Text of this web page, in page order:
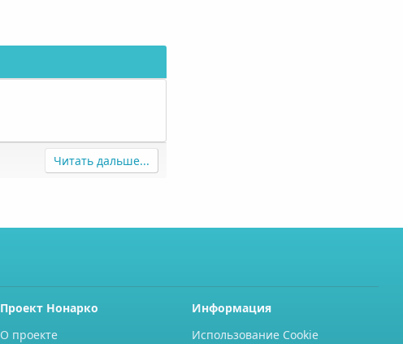
Читать дальше...
Проект Нонарко
О проекте
Информация
Использование Cookie